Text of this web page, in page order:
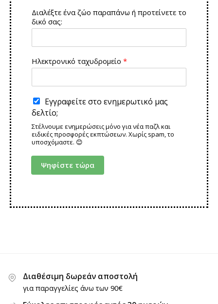
Ε
π
ι
ο
γ
ή
Διαλέξτε ένα ζώο παραπάνω ή προτείνετε το
δικό σας:
Ηλεκτρονικό ταχυδρομείο *
Εγγραφείτε στο ενημερωτικό μας
δελτίο;
Στέλνουμε ενημερώσεις μόνο για νέα παζλ και
ειδικές προσφορές εκπτώσεων. Χωρίς spam, το
υποσχόμαστε. 😊
Ψηφίστε τώρα
Διαθέσιμη δωρεάν αποστολή
για παραγγελίες άνω των 90€